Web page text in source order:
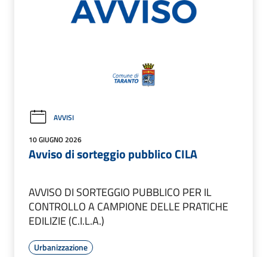
AVVISI
10 GIUGNO 2026
Avviso di sorteggio pubblico CILA
AVVISO DI SORTEGGIO PUBBLICO PER IL
CONTROLLO A CAMPIONE DELLE PRATICHE
EDILIZIE (C.I.L.A.)
Urbanizzazione